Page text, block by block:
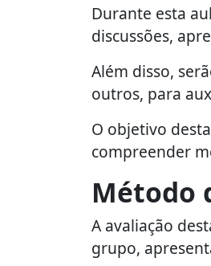
Durante esta
discussões,
Além disso,
outros, para
O objetivo
compreender
Método
A avaliação
grupo,